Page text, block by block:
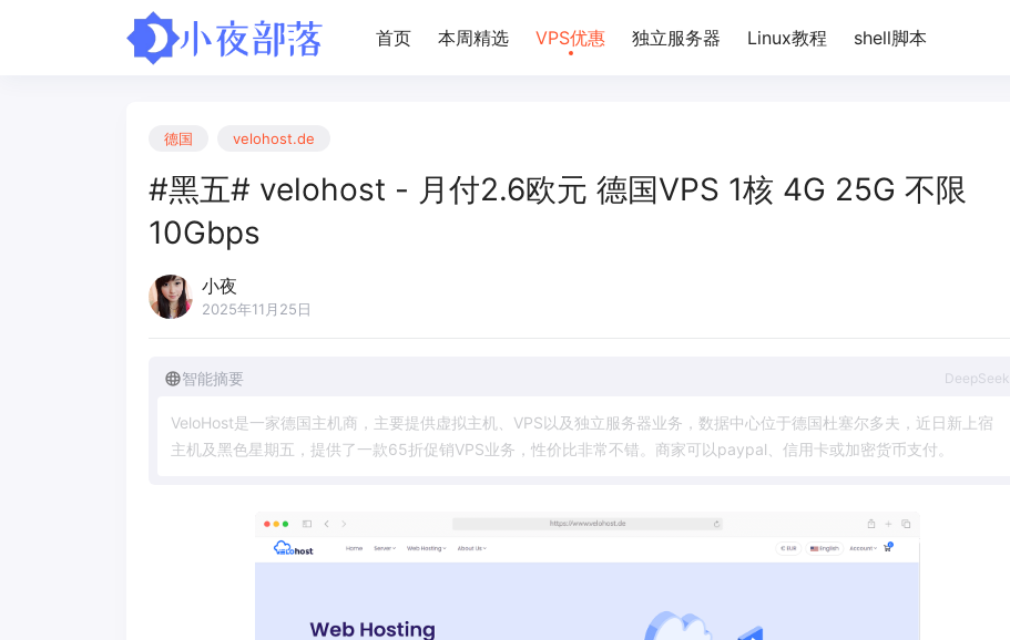
首页 本周精选 VPS优惠 独立服务器 Linux教程 shell脚本
德国 velohost.de
#黑五# velohost - 月付2.6欧元 德国VPS 1核 4G 25G 不限
10Gbps
小夜
2025年11月25日
智能摘要 DeepSeek
VeloHost是一家德国主机 商 ， 主要提供虚拟主机 VPS以 及独立服务器业务 ， 数据中心位于德国杜塞尔多夫 ， 近日新 上宿
主机 及 黑色星期五 ， 提供了一款65折促销VPS业务 ， 性价比非常不错 商家可以paypal 信用卡或加密货币支付